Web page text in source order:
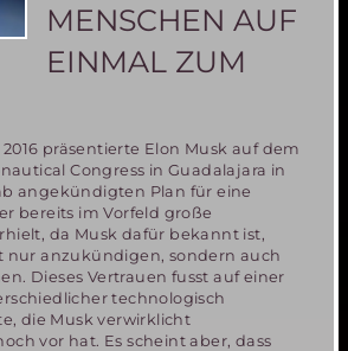
MENSCHEN AUF
EINMAL ZUM
präsentierte Elon Musk auf dem
Congress in Guadalajara in
angekündigten Plan für eine
bereits im Vorfeld große
da Musk dafür bekannt ist,
nur anzukündigen, sondern auch
Dieses Vertrauen fusst auf einer
technologisch
die Musk verwirklicht
vor hat. Es scheint aber, dass